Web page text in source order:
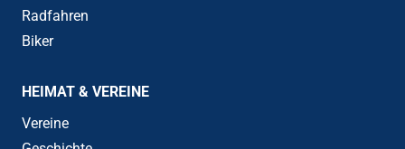
Radfahren
Biker
HEIMAT & VEREINE
Vereine